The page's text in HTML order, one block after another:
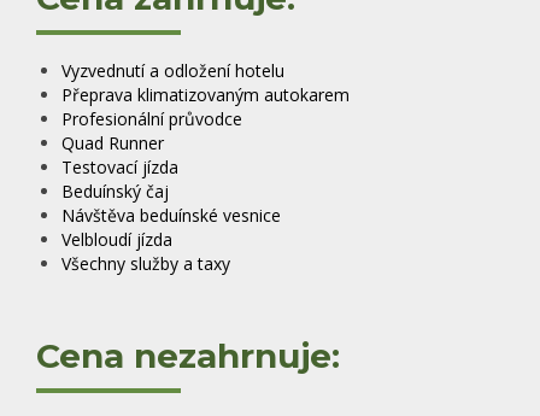
Vyzvednutí a odložení hotelu
Přeprava klimatizovaným autokarem
Profesionální průvodce
Quad Runner
Testovací jízda
Beduínský čaj
Návštěva beduínské vesnice
Velbloudí jízda
Všechny služby a taxy
Cena nezahrnuje: